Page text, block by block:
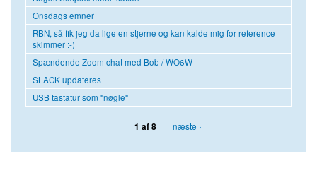
Onsdags emner
RBN, så fik jeg da lige en stjerne og kan kalde mig for reference
skimmer :-)
Spændende Zoom chat med Bob / WO6W
SLACK updateres
USB tastatur som "nøgle"
1 af 8 næste ›